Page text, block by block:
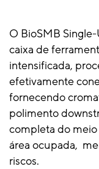
O BioSMB
caixa de
intensificada,
efetivamente
fornecendo
polimento
completa do
área ocupada,
riscos.